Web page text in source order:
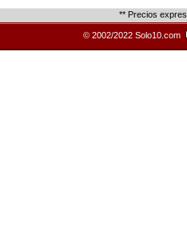
** Precios
© 2002/2022 Solo10.com